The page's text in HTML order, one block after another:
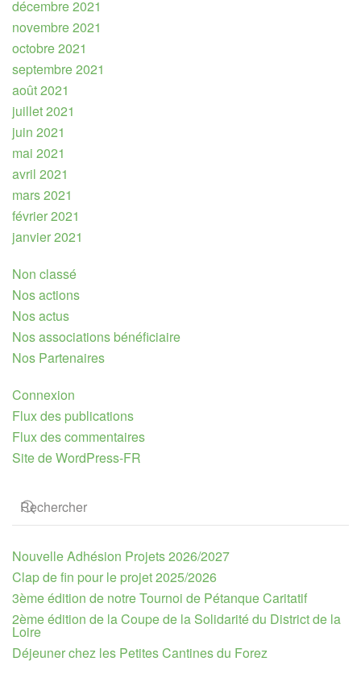
décembre 2021
novembre 2021
octobre 2021
septembre 2021
août 2021
juillet 2021
juin 2021
mai 2021
avril 2021
mars 2021
février 2021
janvier 2021
Non classé
Nos actions
Nos actus
Nos associations bénéficiaire
Nos Partenaires
Connexion
Flux des publications
Flux des commentaires
Site de WordPress-FR
Nouvelle Adhésion Projets 2026/2027
Clap de fin pour le projet 2025/2026
3ème édition de notre Tournoi de Pétanque Caritatif
2ème édition de la Coupe de la Solidarité du District de la
Loire
Déjeuner chez les Petites Cantines du Forez